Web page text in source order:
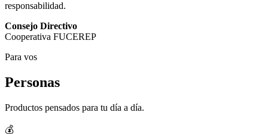
responsabilidad.
Consejo Directivo
Cooperativa FUCEREP
Para vos
Personas
Productos pensados para tu día a día.
💰